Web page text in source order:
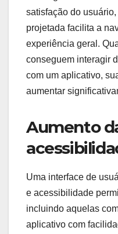
satisfação do
projetada facilita a
experiência geral.
conseguem interagir
com um aplicativo,
aumentar
Aumento
Uma interface de
e acessibilidade
incluindo aquelas
aplicativo com